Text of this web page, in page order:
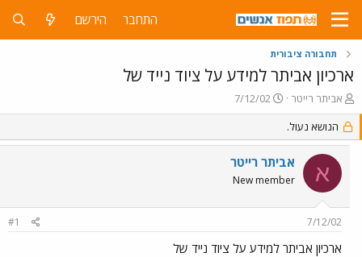
התחבר הירשם
תחבורה ציבורית
ארכיון אביתר למידע על ציוד נייד של
פ
ו
ת
ח
נ
אביתר רייטר
פ
ו
ס
ם
ב
ת
ך
7/12/02
הנושא נעול.
א אביתר רייטר
New member
7/12/02
#1
ארכיון אביתר למידע על ציוד נייד של